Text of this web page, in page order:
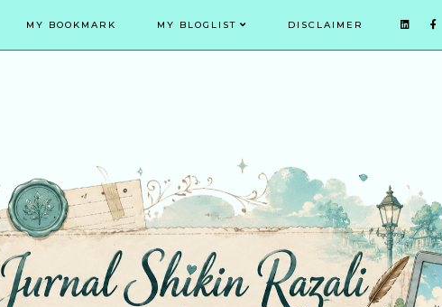
MY BOOKMARK MY BLOGLIST DISCLAIMER